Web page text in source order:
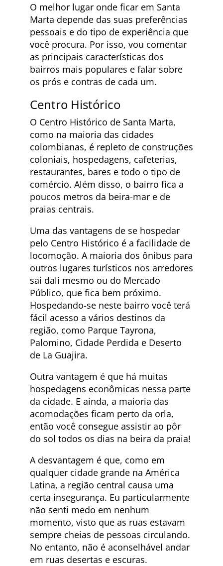
O melhor lugar onde ficar em Santa
Marta depende das suas preferências
pessoais e do tipo de experiência que
você procura. Por isso, vou comentar
as principais características dos
bairros mais populares e falar sobre
os prós e contras de cada um.
Centro Histórico
O Centro Histórico de Santa Marta,
como na maioria das cidades
colombianas, é repleto de construções
coloniais, hospedagens, cafeterias,
restaurantes, bares e todo o tipo de
comércio. Além disso, o bairro fica a
poucos metros da beira-mar e de
praias centrais.
Uma das vantagens de se hospedar
pelo Centro Histórico é a facilidade de
locomoção. A maioria dos ônibus para
outros lugares turísticos nos arredores
sai dali mesmo ou do Mercado
Público, que fica bem próximo.
Hospedando-se neste bairro você terá
fácil acesso a vários destinos da
região, como Parque Tayrona,
Palomino, Cidade Perdida e Deserto
de La Guajira.
Outra vantagem é que há muitas
hospedagens econômicas nessa parte
da cidade. E ainda, a maioria das
acomodações ficam perto da orla,
então você consegue assistir ao pôr
do sol todos os dias na beira da praia!
A desvantagem é que, como em
qualquer cidade grande na América
Latina, a região central causa uma
certa insegurança. Eu particularmente
não senti medo em nenhum
momento, visto que as ruas estavam
sempre cheias de pessoas circulando.
No entanto, não é aconselhável andar
em ruas desertas e escuras.